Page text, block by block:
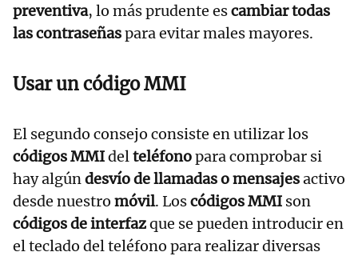
preventiva, lo más prudente escambiar todas
las contraseñaspara evitar males mayores.
Usar un código MMI
El segundo consejo consiste en utilizar los
códigos MMIdelteléfonopara comprobar si
hay algúndesvío de llamadas o mensajesactivo
desde nuestro móvil. Loscódigos MMI son
códigos de interfazque se pueden introducir en
el teclado del teléfono para realizar diversas